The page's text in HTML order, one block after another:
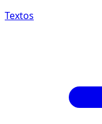
Textos